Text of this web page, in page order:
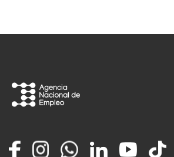
FacebookInstagramWhatsappLinkedInYouTube
TikTok